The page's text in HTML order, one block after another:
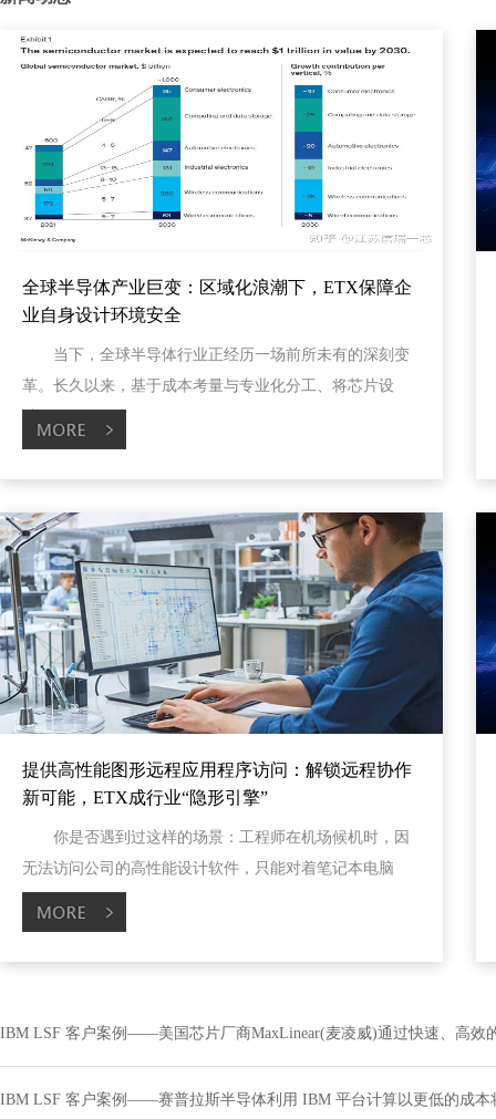
全球半导体产业巨变：区域化浪潮下，ETX保障企
业自身设计环境安全
当下，全球半导体行业正经历一场前所未有的深刻变
革。长久以来，基于成本考量与专业化分工、将芯片设
提供高性能图形远程应用程序访问：解锁远程协作
新可能，ETX成行业“隐形引擎”
你是否遇到过这样的场景：工程师在机场候机时，因
无法访问公司的高性能设计软件，只能对着笔记本电脑
IBM LSF 客户案例——美国芯片厂商MaxLinear(麦凌威)通过快速、高效
IBM LSF 客户案例——赛普拉斯半导体利用 IBM 平台计算以更低的成本